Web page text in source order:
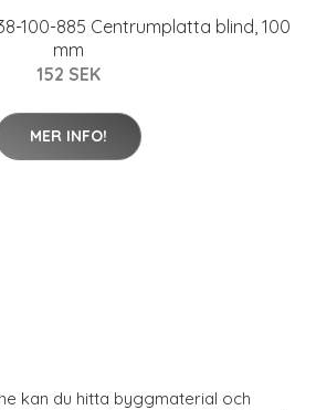
100-885 Centrumplatta blind, 100
mm
152 SEK
MER INFO!
kan du hitta byggmaterial och